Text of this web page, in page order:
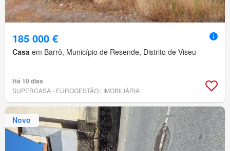
185 000 €
Casa em Barrô, Município de Resende, Distrito de Viseu
Há 10 dias
SUPERCASA - EUROGESTÃO | IMOBILIÁRIA
Novo